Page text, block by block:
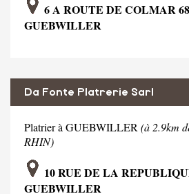
6 A ROUTE DE COLMAR
GUEBWILLER
Da Fonte Platrerie Sarl
Platrier à GUEBWILLER (à 2.9km
RHIN)
10 RUE DE LA
GUEBWILLER